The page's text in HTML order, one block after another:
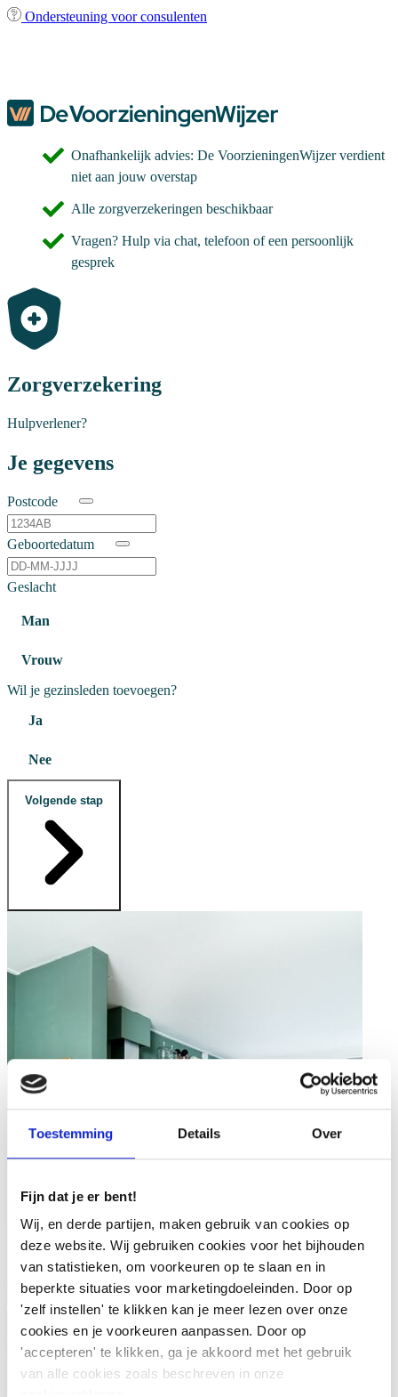
Toestemming Details Over
Fijn dat je er bent!
Wij, en derde partijen, maken gebruik van cookies op
deze website. Wij gebruiken cookies voor het bijhouden
van statistieken, om voorkeuren op te slaan en in
beperkte situaties voor marketingdoeleinden. Door op
'zelf instellen' te klikken kan je meer lezen over onze
cookies en je voorkeuren aanpassen. Door op
'accepteren' te klikken, ga je akkoord met het gebruik
van alle cookies zoals beschreven in onze
Ondersteuning voor consulenten
Onafhankelijk advies: De VoorzieningenWijzer verdient
niet aan jouw overstap
Alle zorgverzekeringen beschikbaar
Vragen? Hulp via chat, telefoon of een persoonlijk
gesprek
Zorgverzekering
Hulpverlener?
Je gegevens
Postcode
Geboortedatum
Geslacht
Man
Vrouw
Wil je gezinsleden toevoegen?
Ja
Nee
Volgende stap